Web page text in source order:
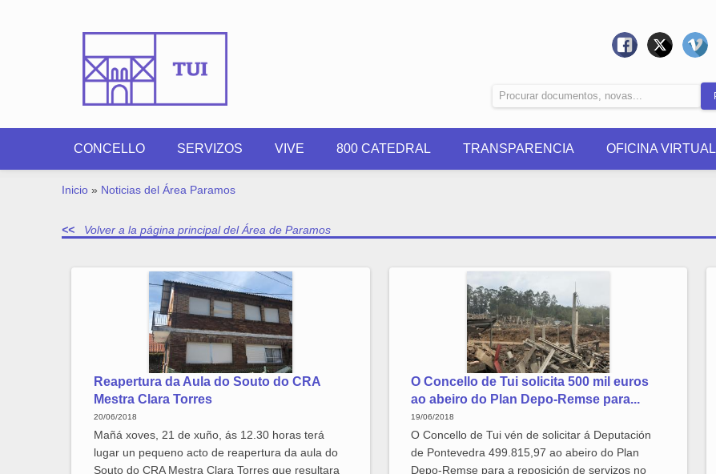
CONCELLO SERVIZOS VIVE 800 CATEDRAL TRANSPARENCIA OFICINA VIRTUAL
VOSTEDE ESTÁ AQUÍ
Inicio » Noticias del Área Paramos
Volver a la página principal del Área de Paramos
Reapertura da Aula do Souto do CRA
Mestra Clara Torres
20/06/2018
Mañá xoves, 21 de xuño, ás 12.30 horas terá
lugar un pequeno acto de reapertura da aula do
Souto do CRA Mestra Clara Torres que resultara
O Concello de Tui solicita 500 mil euros
ao abeiro do Plan Depo-Remse para...
19/06/2018
O Concello de Tui vén de solicitar á Deputación
de Pontevedra 499.815,97 ao abeiro do Plan
Depo-Remse para a reposición de servizos no